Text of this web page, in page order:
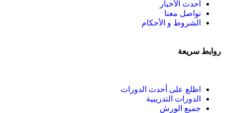
أحدث الأخبار
تواصل معنا
الشروط و الأحكام
روابط سريعة
اطلع على أحدث الدورات
الدورات التدريبية
جميع الورش